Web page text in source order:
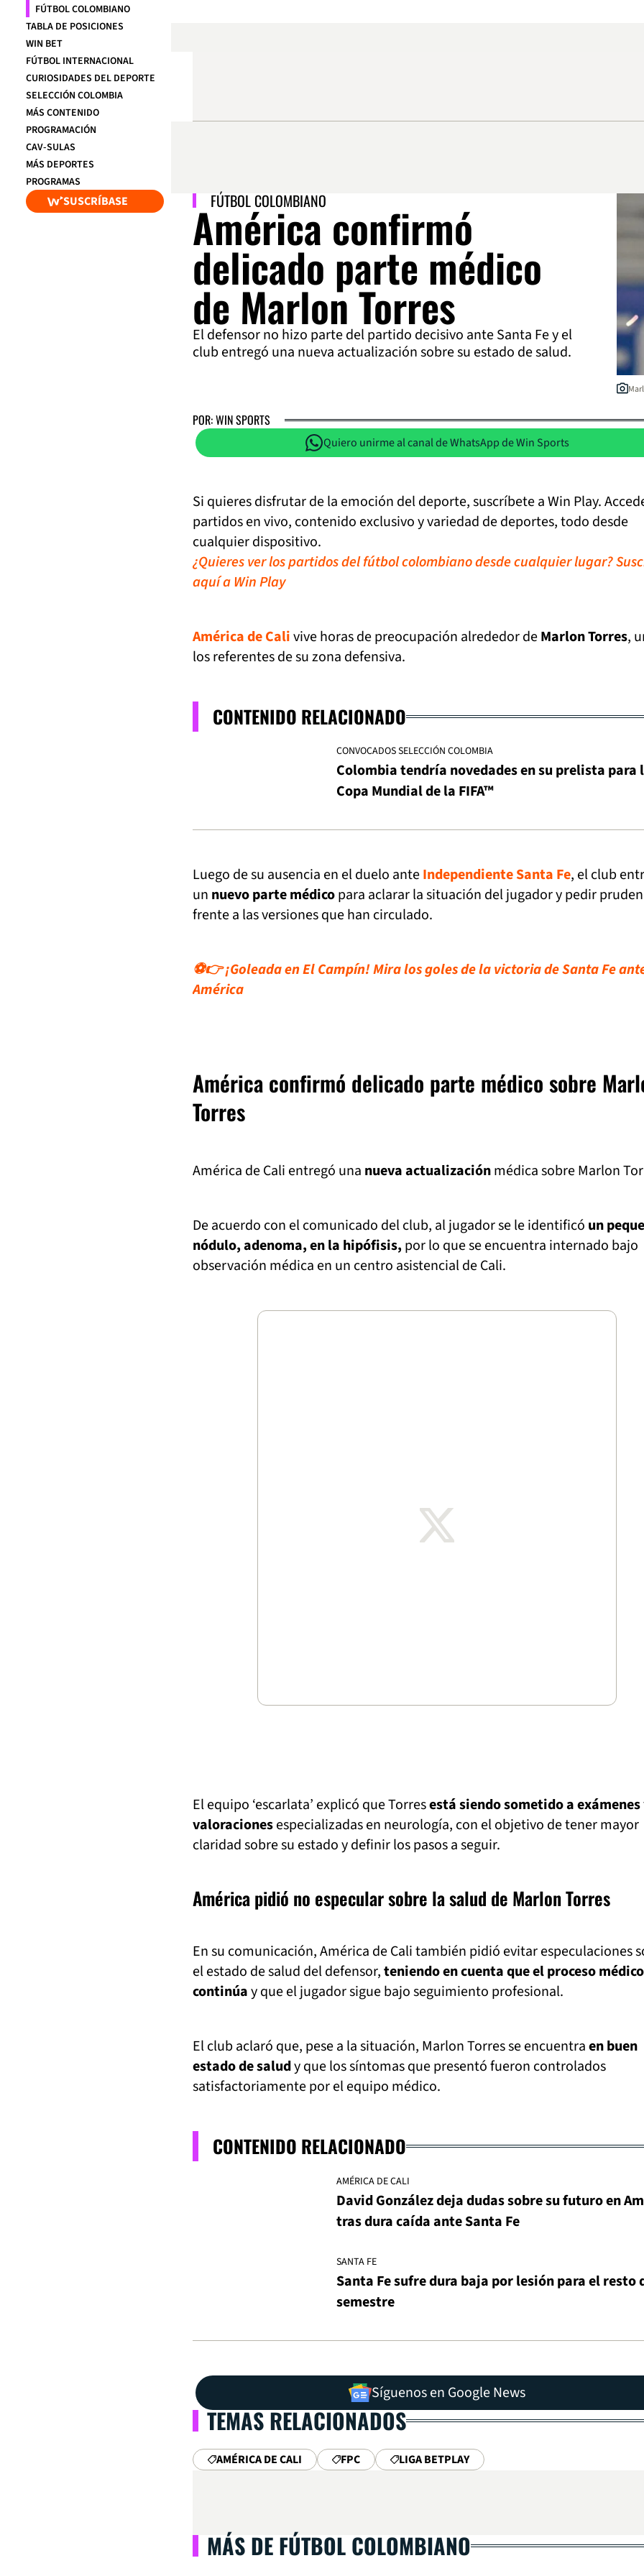
FÚTBOL COLOMBIANO
TABLA DE POSICIONES
WIN BET
FÚTBOL INTERNACIONAL
CURIOSIDADES DEL DEPORTE
SELECCIÓN COLOMBIA
MÁS CONTENIDO
PROGRAMACIÓN
CAV-SULAS
MÁS DEPORTES
PROGRAMAS
SUSCRÍBASE FÚTBOL COLOMBIANO
América confirmó
delicado parte médico
de Marlon Torres
El defensor no hizo parte del partido decisivo ante Santa Fe y el
club entregó una nueva actualización sobre su estado de salud.
POR: WIN SPORTS
Quiero unirme al canal de WhatsApp de Win Sports
Si quieres disfrutar de la emoción del deporte, suscríbete a Win Play.
partidos en vivo, contenido exclusivo y variedad de deportes, todo desde
cualquier dispositivo.
¿Quieres ver los partidos del fútbol colombiano desde cualquier lugar?
aquí a Win Play
América de Calivive horas de preocupación alrededor deMarlon Torres,
los referentes de su zona defensiva.
CONTENIDO RELACIONADO
CONVOCADOS SELECCIÓN COLOMBIA
Colombia tendría novedades en su prelista para
Copa Mundial de la FIFA™
Luego de su ausencia en el duelo anteIndependiente Santa Fe, el club
un nuevo parte médicopara aclarar la situación del jugador y pedir
frente a las versiones que han circulado.
⚽👉 ¡Goleada en El Campín! Mira los goles de la victoria de Santa Fe
América
América confirmó delicado parte médico sobre
Torres
América de Cali entregó una nueva actualizaciónmédica sobre Marlon
De acuerdo con el comunicado del club, al jugador se le identificó un
nódulo, adenoma, en la hipófisis, por lo que se encuentra internado bajo
observación médica en un centro asistencial de Cali.
El equipo ‘escarlata’ explicó que Torresestá siendo sometido a exámenes
valoracionesespecializadas en neurología, con el objetivo de tener mayor
claridad sobre su estado y definir los pasos a seguir.
América pidió no especular sobre la salud de Marlon Torres
En su comunicación, América de Cali también pidió evitar especulaciones
el estado de salud del defensor,teniendo en cuenta que el proceso médico
continúay que el jugador sigue bajo seguimiento profesional.
El club aclaró que, pese a la situación, Marlon Torres se encuentraen buen
estado de saludy que los síntomas que presentó fueron controlados
satisfactoriamente por el equipo médico.
CONTENIDO RELACIONADO
AMÉRICA DE CALI
David González deja dudas sobre su futuro en
tras dura caída ante Santa Fe
SANTA FE
Santa Fe sufre dura baja por lesión para el resto
semestre
Síguenos en Google News
TEMAS RELACIONADOS
AMÉRICA DE CALI FPC LIGA BETPLAY
MÁS DE FÚTBOL COLOMBIANO